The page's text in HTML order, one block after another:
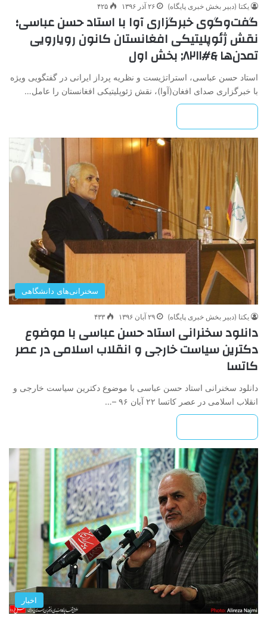
یکتا (دبیر بخش خبری پایگاه) ۲۶ آذر ۱۳۹۶ ۴۲۵
گفت‌وگوی خبرگزاری آوا با استاد حسن عباسی؛
نقش ژئوپلیتیکی افغانستان کانون رویارویی
تمدن‌ها &#۸۲۱۱; بخش اول
استاد حسن عباسی، استراتژیست و نظریه پرداز ایرانی در گفتگویی ویژه
با خبرگزاری صدای افغان(آوا)، نقش ژئوپلیتیکی افغانستان را عامل…
سخنرانی‌های دانشگاهی
یکتا (دبیر بخش خبری پایگاه) ۲۹ آبان ۱۳۹۶ ۴۳۳
دانلود سخنرانی استاد حسن عباسی با موضوع
دکترین سیاست خارجی و انقلاب اسلامی در عصر
کاتسا
دانلود سخنرانی استاد حسن عباسی با موضوع دکترین سیاست خارجی و
انقلاب اسلامی در عصر کاتسا ۲۲ آبان ۹۶ –…
اخبار